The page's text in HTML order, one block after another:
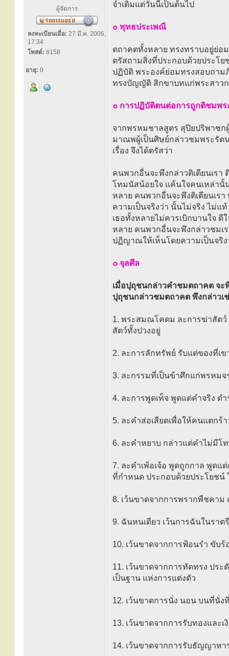
ผู้จัดการ
ลงทะเบียนเมื่อ: 27 มี.ค. 2006,
17:34
โพสต์: 8158
อายุ: 0
จำเดิมแต่วันนี้เป็นต้นไป
๐ พุทธประเพณี
ตถาคตทั้งหลาย ทรงทราบอยู่ย่อ
ตรัสถามสิ่งที่ประกอบด้วยประโ
ปฏิบัติ พระองค์ย่อมทรงสอบถาม
ทรงบัญญัติ สิกขาบทแก่พระสาว
๐ การปฏิบัติตนต่อการถูกติชมพร
จากพรหมชาลสูตร สุปิยปริพาชก
มาณพผู้เป็นศิษย์กล่าวชมพระรัต
เรื่อง จึงได้ตรัสว่า
คนพวกอื่นจะพึงกล่าวติเตียนเรา
โทมนัสน้อยใจ แค้นใจคนเหล่านั้
หลาย คนพวกอื่นจะพึงติเตียนเร
ความเป็นจริงว่า นั้นไม่จริง ไม่แ
เธอทั้งหลายไม่ควรเบิกบานใจ ดี
หลาย คนพวกอื่นจะพึงกล่าวชมเ
ปฏิญาณให้เห็นโดยความเป็นจริง
๐ จุลศีล
เมื่อปุถุชนกล่าวคำชมตถาคต จะ
ปุถุชนกล่าวชมตถาคต พึงกล่าวเ
1. พระสมณโคดม ละการฆ่าสัต
สัตว์ทั้งปวงอยู่
2. ละการลักทรัพย์ รับแต่ของที่เ
3. ละกรรมที่เป็นข้าศึกแก่พรหมจ
4. ละการพูดเท็จ พูดแต่คำจริง ด
5. ละคำส่อเสียดเพื่อให้คนแตก
6. ละคำหยาบ กล่าวแต่คำไม่มีโ
7. ละคำเพ้อเจ้อ พูดถูกกาล พูดแ
ที่กำหนด ประกอบด้วยประโยชน์
8. เว้นขาดจากการพรากพืชคาม
9. ฉันหนเดียว เว้นการฉันในราต
10. เว้นขาดจากการฟ้อนรำ ขับ
11. เว้นขาดจากการทัดทรง ปร
เป็นฐาน แห่งการแต่งตัว
12. เว้นขาดการนั่ง นอน บนที่นั่
13. เว้นขาดจากการรับทองและเ
14. เว้นขาดจากการรับธัญญาหา